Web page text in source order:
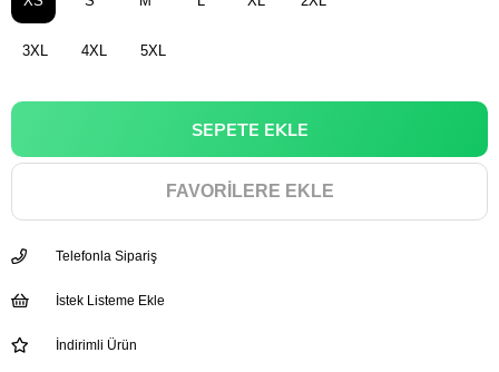
3XL 4XL 5XL
FAVORILERE EKLE
Telefonla Sipariş
İstek Listeme Ekle
İndirimli Ürün